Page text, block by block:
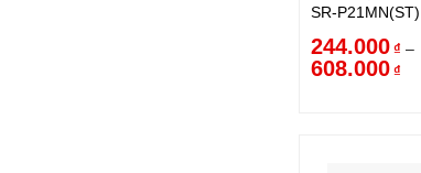
SR-
244.000 ₫ –
608.000 ₫